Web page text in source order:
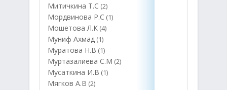
Митичкина Т.С (2)
Мордвинова Р.С (1)
Мошетова Л.К (4)
Муниф Ахмад (1)
Муратова Н.В (1)
Муртазалиева С.М (2)
Мусаткина И.В (1)
Мягков А.В (2)